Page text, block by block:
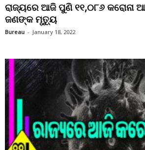
ରାଜ୍ୟରେ ଆଜି ପୁଣି ୧୧,୦୮୬ କରୋନା
ଜଣଙ୍କ ମୃତ୍ୟୁ
Bureau - January 18, 2022